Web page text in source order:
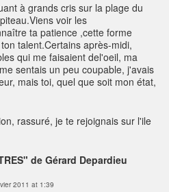
à grands cris sur la plage du
voir les
ta patience ,cette forme
talent.Certains après-midi,
qui me faisaient del'oeil, ma
sentais un peu coupable, j'avais
mais toi, quel que soit mon état,
rassuré, je te rejoignais sur l'ile
de Gérard Depardieu
2011 at 1:39